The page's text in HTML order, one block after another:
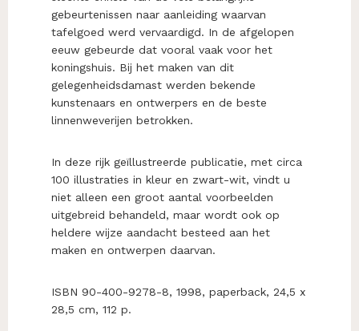
gebeurtenissen naar aanleiding waarvan
tafelgoed werd vervaardigd. In de afgelopen
eeuw gebeurde dat vooral vaak voor het
koningshuis. Bij het maken van dit
gelegenheidsdamast werden bekende
kunstenaars en ontwerpers en de beste
linnenweverijen betrokken.
In deze rijk geïllustreerde publicatie, met circa
100 illustraties in kleur en zwart-wit, vindt u
niet alleen een groot aantal voorbeelden
uitgebreid behandeld, maar wordt ook op
heldere wijze aandacht besteed aan het
maken en ontwerpen daarvan.
ISBN 90-400-9278-8, 1998, paperback, 24,5 x
28,5 cm, 112 p.